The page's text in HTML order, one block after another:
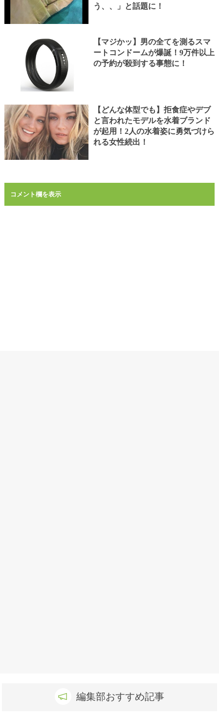
う、、」と話題に！
【マジかッ】男の全てを測るスマ
ートコンドームが爆誕！9万件以上
の予約が殺到する事態に！
【どんな体型でも】拒食症やデブ
と言われたモデルを水着ブランド
が起用！2人の水着姿に勇気づけら
れる女性続出！
コメント欄を表示
編集部おすすめ記事